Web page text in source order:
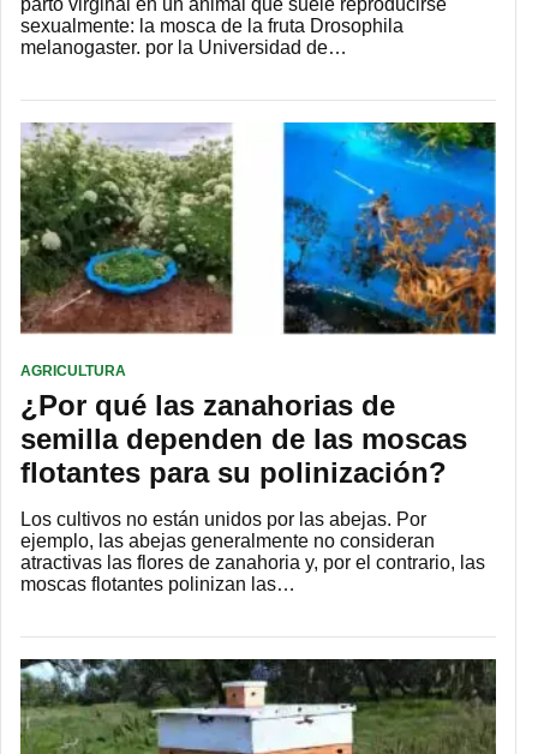
parto virginal en un animal que suele reproducirse
sexualmente: la mosca de la fruta Drosophila
melanogaster. por la Universidad de…
AGRICULTURA
¿Por qué las zanahorias de
semilla dependen de las moscas
flotantes para su polinización?
Los cultivos no están unidos por las abejas. Por
ejemplo, las abejas generalmente no consideran
atractivas las flores de zanahoria y, por el contrario, las
moscas flotantes polinizan las…